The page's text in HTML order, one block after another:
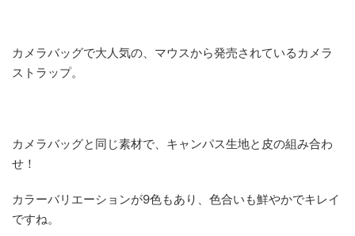
カメラバッグで大人気の、マウスから発売されているカメラ
ストラップ。
カメラバッグと同じ素材で、キャンパス生地と皮の組み合わ
せ！
カラーバリエーションが9色もあり、色合いも鮮やかでキレイ
ですね。